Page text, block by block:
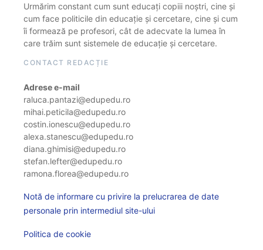
Urmărim constant cum sunt educați copiii noștri, cine și
cum face politicile din educație și cercetare, cine și cum
îi formează pe profesori, cât de adecvate la lumea în
care trăim sunt sistemele de educație și cercetare.
CONTACT REDACȚIE
Adrese e-mail
raluca.pantazi@edupedu.ro
mihai.peticila@edupedu.ro
costin.ionescu@edupedu.ro
alexa.stanescu@edupedu.ro
diana.ghimisi@edupedu.ro
stefan.lefter@edupedu.ro
ramona.florea@edupedu.ro
Notă de informare cu privire la prelucrarea de date
personale prin intermediul site-ului
Politica de cookie